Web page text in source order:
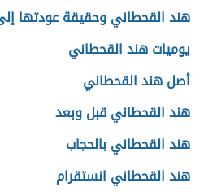
هند القحطاني وحقيقة عودتها
يوميات هند القحطاني
أصل هند القحطاني
هند القحطاني قبل وبعد
هند القحطاني بالحجاب
هند القحطاني انستقرام